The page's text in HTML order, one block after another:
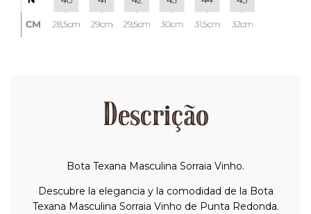
Descrição
Bota Texana Masculina Sorraia Vinho.
Descubre la elegancia y la comodidad de la Bota
Texana Masculina Sorraia Vinho de Punta Redonda.